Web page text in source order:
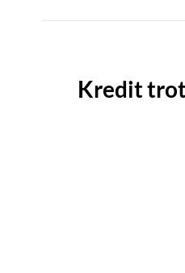
Kredit